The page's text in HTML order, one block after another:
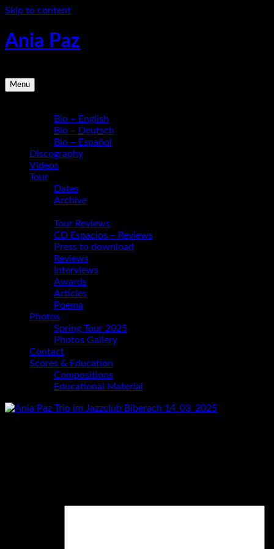
Skip to content
Ania Paz
Menu
Bio – English
Bio – Deutsch
Bio – Español
Discography
Videos
Tour
Dates
Archive
Tour Reviews
CD Espacios – Reviews
Press to download
Reviews
Interviews
Awards
Articles
Poema
Photos
Spring Tour 2025
Photos Gallery
Contact
Scores & Education
Compositions
Educational Material